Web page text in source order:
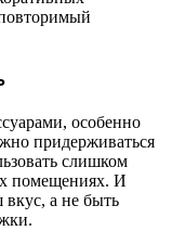
особенно
придерживаться
слишком
помещениях. И
вкус, а не быть